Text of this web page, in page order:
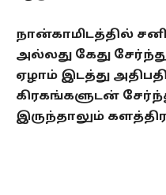
நான்காமிடத்தில்
அல்லது கேது
ஏழாம் இடத்து
கிரகங்களுடன்
இருந்தாலும்